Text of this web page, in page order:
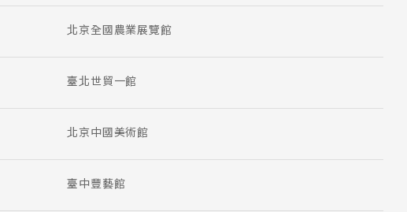
北京全國農業展覽館
臺北世貿一館
北京中國美術館
臺中豐藝館